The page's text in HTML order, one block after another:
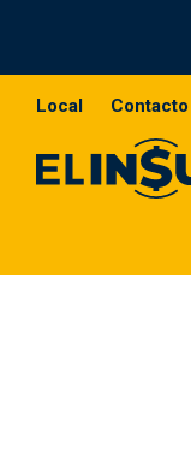
Local Contacto